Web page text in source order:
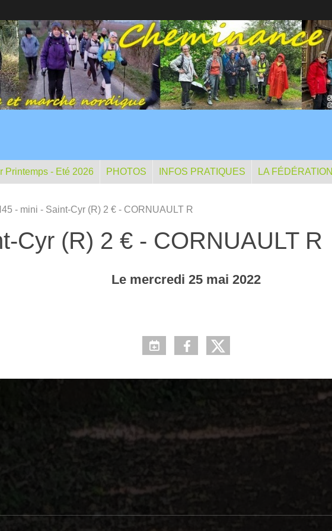
Printemps - Eté 2026 PHOTOS INFOS PRATIQUES LA FÉDÉRATION
- mini - Saint-Cyr (R) 2 € - CORNUAULT R
Cyr (R) 2 € - CORNUAULT R
Le mercredi 25 mai 2022